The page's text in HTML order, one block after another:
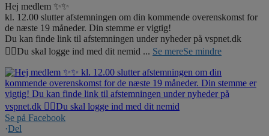
Hej medlem ✨✨
kl. 12.00 slutter afstemningen om din kommende overenskomst for
de næste 19 måneder. Din stemme er vigtig!
Du kan finde link til afstemningen under nyheder på vspnet.dk
☝🏼Du skal logge ind med dit nemid ... Se mereSe mindre
Se på Facebook
·Del